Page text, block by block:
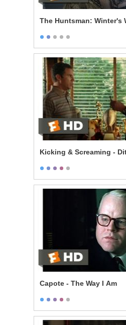
The Huntsman: Winter's
Kicking & Screaming -
Capote - The Way I Am